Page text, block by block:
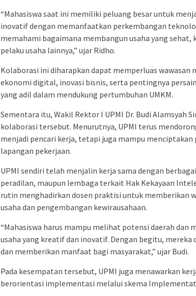
“Mahasiswa saat ini memiliki peluang besar untuk
inovatif dengan memanfaatkan perkembangan
memahami bagaimana membangun usaha yang
pelaku usaha lainnya,” ujar Ridho.
Kolaborasi ini diharapkan dapat memperluas wawasan
ekonomi digital, inovasi bisnis, serta pentingnya
yang adil dalam mendukung pertumbuhan UMKM.
Sementara itu, Wakil Rektor I UPMI Dr. Budi Alamsyah
kolaborasi tersebut. Menurutnya, UPMI terus
menjadi pencari kerja, tetapi juga mampu menciptakan
lapangan pekerjaan.
UPMI sendiri telah menjalin kerja sama dengan
peradilan, maupun lembaga terkait Hak Kekayaan
rutin menghadirkan dosen praktisi untuk memberikan
usaha dan pengembangan kewirausahaan.
“Mahasiswa harus mampu melihat potensi daerah dan
usaha yang kreatif dan inovatif. Dengan begitu,
dan memberikan manfaat bagi masyarakat,” ujar Budi.
Pada kesempatan tersebut, UPMI juga menawarkan
berorientasi implementasi melalui skema